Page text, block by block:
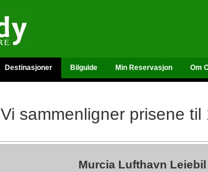
Destinasjoner Bilguide Min Reservasjon Om
Vi sammenligner prisene
Murcia Lufthavn